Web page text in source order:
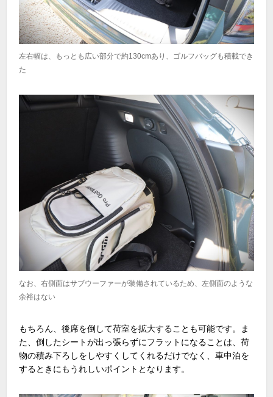
左右幅は、もっとも広い部分で約130cmあり、ゴルフバッグも積載でき
た
なお、右側面はサブウーファーが装備されているため、左側面のような
余裕はない
もちろん、後席を倒して荷室を拡大することも可能です。ま
た、倒したシートが出っ張らずにフラットになることは、荷
物の積み下ろしをしやすくしてくれるだけでなく、車中泊を
するときにもうれしいポイントとなります。